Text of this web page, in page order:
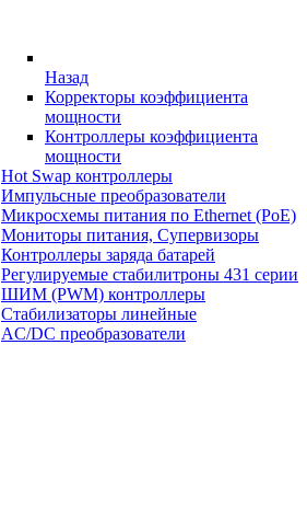
Назад
Корректоры коэффициента
мощности
Контроллеры коэффициента
мощности
Hot Swap контроллеры
Импульсные преобразователи
Микросхемы питания по Ethernet (PoE)
Мониторы питания, Супервизоры
Контроллеры заряда батарей
Регулируемые стабилитроны 431 серии
ШИМ (PWM) контроллеры
Стабилизаторы линейные
AC/DC преобразователи